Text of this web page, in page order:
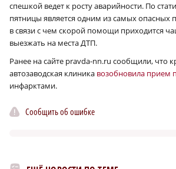
спешкой ведет к росту аварийности. По
пятницы является одним из самых опасных
в связи с чем скорой помощи приходится
выезжать на места ДТП.
Ранее на сайте pravda-nn.ru сообщили, что
автозаводская клиника возобновила прием
инфарктами.
Сообщить об ошибке